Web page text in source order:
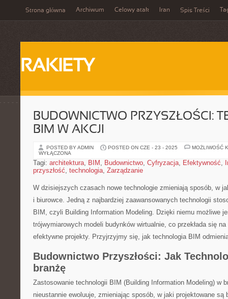
Strona główna Archiwum Celowy atak Iran Spis Treści
RAKIETY
BUDOWNICTWO PRZYSZŁOŚCI:
BIM W AKCJI
POSTED BY ADMIN POSTED ON CZE - 23 - 2025
MOŻLIWOŚĆ
WYŁĄCZONA
Tagi: architektura, BIM , Budownictwo, Cyfryzacja, Efektywność,
przyszłość, technologia, Zarządzanie
W dzisiejszych czasach nowe technologie ⁣zmieniają sposób, w
i biurowce.​ Jedną z najbardziej ​zaawansowanych technologii
​BIM, czyli Building Information Modeling. Dzięki niemu możliwe
trójwymiarowych‌ modeli budynków wirtualnie, co przekłada się
efektywne projekty. Przyjrzyjmy się, jak technologia BIM
Budownictwo Przyszłości: Jak‍
branżę
Zastosowanie technologii BIM (Building Information Modeling) w
nieustannie ewoluuje, zmieniając sposób, w jaki projektowane są